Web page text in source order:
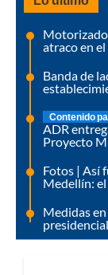
atraco en
Banda de
Contenido
ADR
Proyecto
Fotos | Así
Medellín:
Medidas